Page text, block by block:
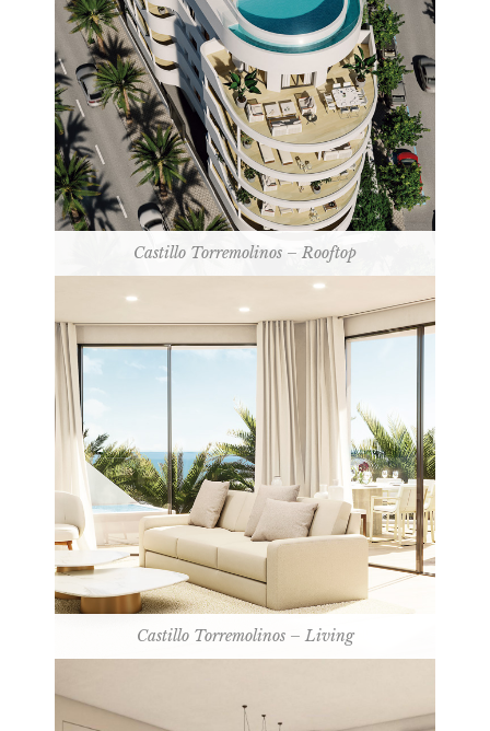
Castillo Torremolinos – Rooftop
Castillo Torremolinos – Living